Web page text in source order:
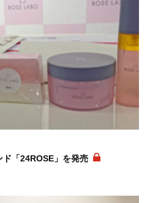
「24ROSE」を発売